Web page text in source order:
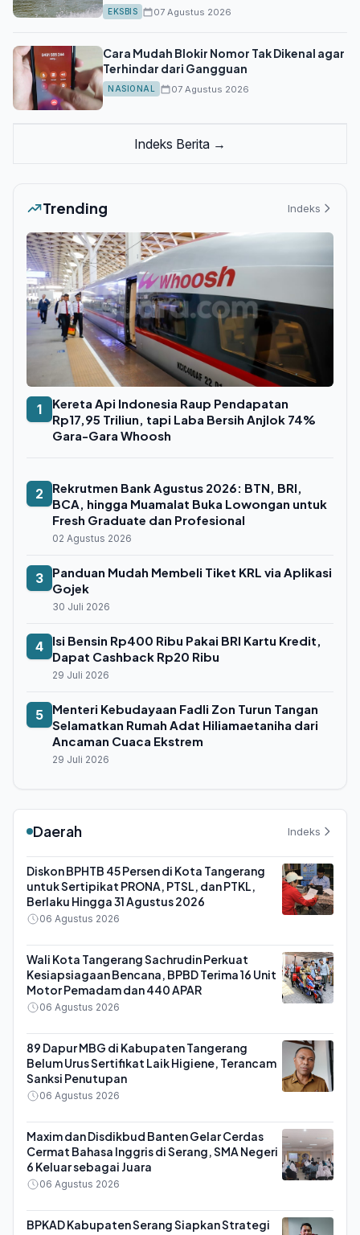
EKSBIS 07 Agustus 2026
Cara Mudah Blokir Nomor Tak Dikenal agar
Terhindar dari Gangguan
NASIONAL 07 Agustus 2026
Indeks Berita →
Trending Indeks
1
Kereta Api Indonesia Raup Pendapatan
Rp17,95 Triliun, tapi Laba Bersih Anjlok 74%
Gara-Gara Whoosh
2
Rekrutmen Bank Agustus 2026: BTN, BRI,
BCA, hingga Muamalat Buka Lowongan untuk
Fresh Graduate dan Profesional
02 Agustus 2026
3
Panduan Mudah Membeli Tiket KRL via Aplikasi
Gojek
30 Juli 2026
4
Isi Bensin Rp400 Ribu Pakai BRI Kartu Kredit,
Dapat Cashback Rp20 Ribu
29 Juli 2026
5
Menteri Kebudayaan Fadli Zon Turun Tangan
Selamatkan Rumah Adat Hiliamaetaniha dari
Ancaman Cuaca Ekstrem
29 Juli 2026
Daerah Indeks
Diskon BPHTB 45 Persen di Kota Tangerang
untuk Sertipikat PRONA, PTSL, dan PTKL,
Berlaku Hingga 31 Agustus 2026
06 Agustus 2026
Wali Kota Tangerang Sachrudin Perkuat
Kesiapsiagaan Bencana, BPBD Terima 16 Unit
Motor Pemadam dan 440 APAR
06 Agustus 2026
89 Dapur MBG di Kabupaten Tangerang
Belum Urus Sertifikat Laik Higiene, Terancam
Sanksi Penutupan
06 Agustus 2026
Maxim dan Disdikbud Banten Gelar Cerdas
Cermat Bahasa Inggris di Serang, SMA Negeri
6 Keluar sebagai Juara
06 Agustus 2026
BPKAD Kabupaten Serang Siapkan Strategi